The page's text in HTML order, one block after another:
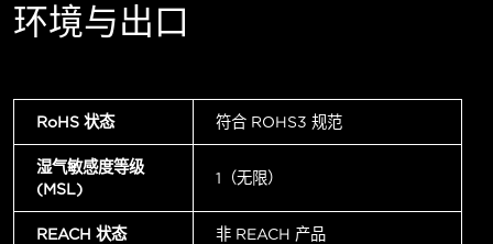
环境与出口
RoHS 状态 符合 ROHS3 规范
湿气敏感度等级
(MSL)
1（无限）
REACH 状态 非 REACH 产品